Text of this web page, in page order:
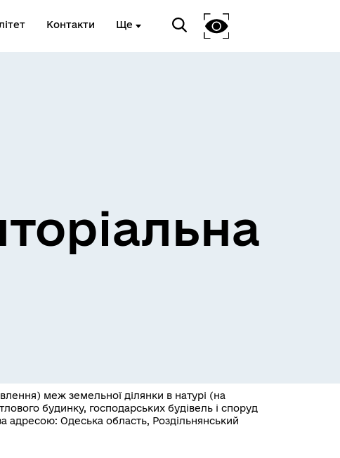
Контакти Ще
меж земельної ділянки в натурі (на
будинку, господарських будівель і споруд
адресою: Одеська область, Роздільнянський